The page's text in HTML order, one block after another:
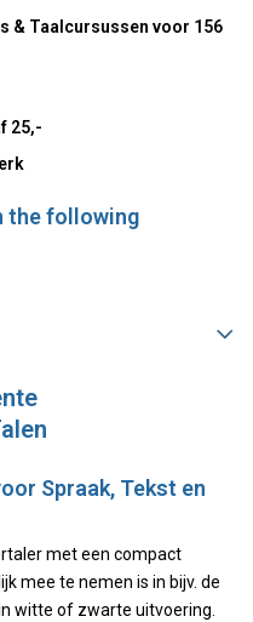
& Taalcursussen voor 156
25,-
the following
Spraak, Tekst en
met een compact
mee te nemen is in bijv. de
witte of zwarte uitvoering.